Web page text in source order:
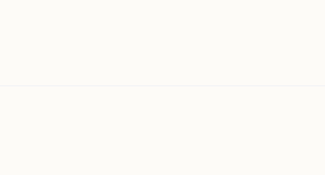
pour les passionnés
de décoration animalière,